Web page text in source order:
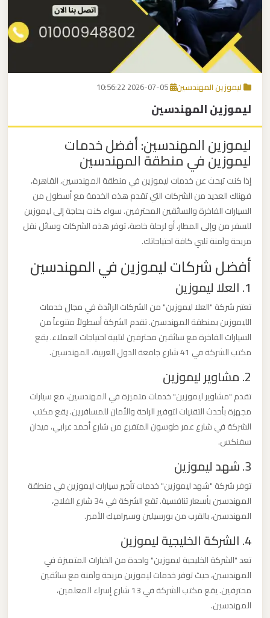
اتصل بنا
EN
ليموزين المهندسين
ليموزين المهندسين
ليموزين المهندسين: أفضل خدمات
ليموزين في منطقة المهندسين
إذا كنت تبحث عن خدمات ليموزين في منطقة المهندسين، القاهرة،
فهناك العديد من الشركات التي تقدم هذه الخدمة مع أسطول من
السيارات الفاخرة والسائقين المحترفين. سواء كنت بحاجة إلى ليموزين
للسفر من وإلى المطار، أو لرحلة خاصة، توفر هذه الشركات وسائل نقل
مريحة وآمنة تلبي كافة احتياجاتك.
أفضل شركات ليموزين في المهندسين
1. العلا ليموزين
تعتبر شركة "العلا ليموزين" من الشركات الرائدة في مجال خدمات
الليموزين بمنطقة المهندسين. تقدم الشركة أسطولاً متنوعاً من
السيارات الفاخرة مع سائقين محترفين لتلبية احتياجات العملاء. يقع
مكتب الشركة في 41 شارع جامعة الدول العربية، المهندسين.
2. مشاوير ليموزين
تقدم "مشاوير ليموزين" خدمات متميزة في المهندسين، مع سيارات
مجهزة بأحدث التقنيات لتوفير الراحة والأمان للمسافرين. يقع مكتب
الشركة في شارع عمر طوسون المتفرع من شارع أحمد عرابي، ميدان
سفنكس.
3. شهد ليموزين
توفر شركة "شهد ليموزين" خدمات تأجير سيارات ليموزين في منطقة
المهندسين بأسعار تنافسية. تقع الشركة في 34 شارع الفلاح،
المهندسين، بالقرب من بورسيلين وسيراميك الأمير.
4. الشركة الخليجية ليموزين
تعد "الشركة الخليجية ليموزين" واحدة من الخيارات المتميزة في
المهندسين، حيث توفر خدمات ليموزين مريحة وآمنة مع سائقين
محترفين. يقع مكتب الشركة في 13 شارع إسراء المعلمين،
المهندسين.
برج
العرب
القاهرة
مكاتب
ليموزين
الاسكندرية
القاهرة
ليموزين
ليموزين
نويبع
ليموزين
مطار
العرب
الساحل
الشمالي
ليموزين
مطار
العرب
القاهرة
ليموزين
مطار